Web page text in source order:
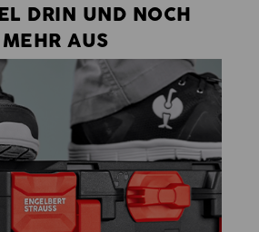
DRIN UND NOCH
MEHR AUS